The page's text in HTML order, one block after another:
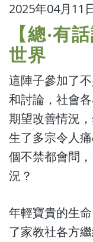
2025年04月11
【總‧有
世界
這陣子參加了
和討論，社會
期望改善情況
生了多宗令人
個不禁都會問
況？
年輕寶貴的生
了家教社各方